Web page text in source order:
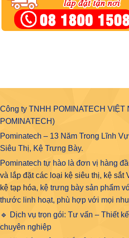
Công ty TNHH POMINATECH VIỆT
POMINATECH)
Pominatech – 13 Năm Trong Lĩnh
Siêu Thị, Kệ Trưng Bày.
Pominatech tự hào là đơn vị hàng
và lắp đặt các loại kệ siêu thị, kệ sắt
kệ tạp hóa, kệ trưng bày sản phẩm
thước linh hoạt, phù hợp với mọi
🔹 Dịch vụ trọn gói: Tư vấn – Thiết
chuyên nghiệp